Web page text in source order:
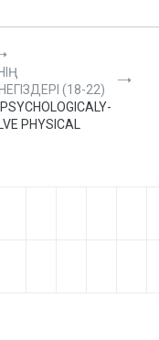
(18-22)
PHYSICAL